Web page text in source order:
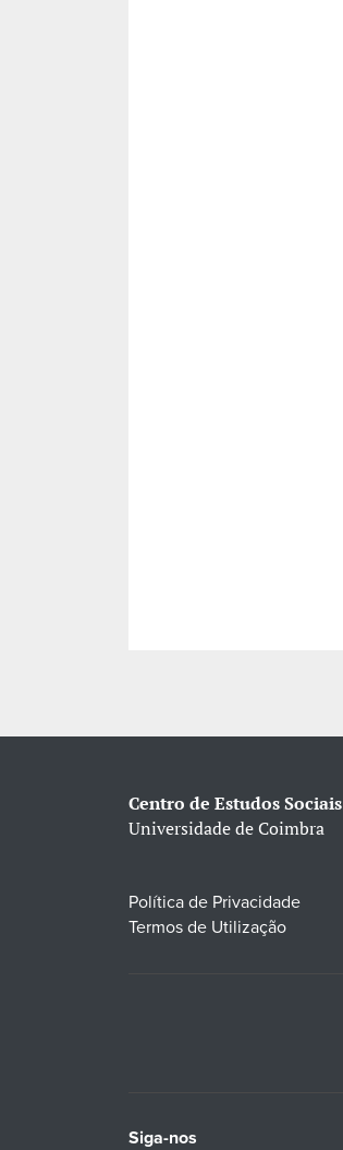
Centro de Estudos Sociais
Universidade de Coimbra
Política de Privacidade
Termos de Utilização
Siga-nos